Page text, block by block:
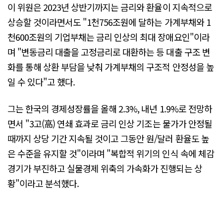
이 위원은 2023년 상반기까지는 금리와 환율이 지속적으로
상승할 것이라면서도 "1천756조원에 달하는 가계부채와 1
천600조원의 기업부채는 금리 인상의 최대 장애요인"이라
며 "변동금리 대출을 고정금리로 대환하는 등 대출 구조 변
화를 통해 상환 부담을 낮춰 가계부채의 구조적 안정성을 높
일 수 있다"고 했다.
그는 한국의 경제성장률을 올해 2.3%, 내년 1.9%로 전망하
면서 "3고(高) 연쇄 효과로 금리 인상 기조는 물가가 안정될
때까지 상당 기간 지속될 것이고 그동안 원/달러 환율도 높
은 수준을 유지할 것"이라며 "복합적 위기의 인식 속에 체감
경기가 부진하고 실물경제 위축의 가속화가 진행되는 상
황"이라고 분석했다.